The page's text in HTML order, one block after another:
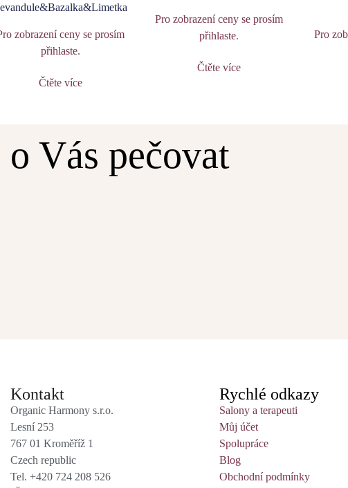
zobrazení ceny se prosím
přihlaste.
Čtěte více
Pro zobrazení ceny se prosím
přihlaste.
Čtěte více
Pro
Vás pečovat
Kontakt
Organic Harmony s.r.o.
Lesní 253
767 01 Kroměříž 1
Czech republic
Tel. +420 724 208 526
Rychlé odkazy
Salony a terapeuti
Můj účet
Spolupráce
Blog
Obchodní podmínky